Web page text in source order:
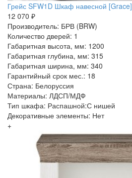
Грейс SFW1D Шкаф навесной [Grace]
12 070 ₽
Производитель: БРВ (BRW)
Количество дверей: 1
Габаритная высота, мм: 1200
Габаритная глубина, мм: 315
Габаритная ширина, мм: 340
Гарантийный срок мес.: 18
Страна: Белоруссия
Материалы: ЛДСП/МДФ
Тип шкафа: Распашной:С нишей
Декоративные элементы: Нет
+